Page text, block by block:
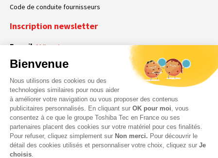
Code de conduite fournisseurs
Inscription newsletter
E-mailObligatoire
RGPD
Obligatoire
En cochant cette case, vous acceptez que Toshiba Tec France collecte vos
données personnelles. Pour plus d’informations sur notre politique en matière
de données personnelles,cliquez ici.Obligatoire
Bienvenue
Nous utilisons des cookies ou des
technologies similaires pour nous aider
à améliorer votre navigation ou vous proposer des contenus
publicitaires personnalisés. En cliquant sur OK pour moi , vous
consentez à ce que le groupe Toshiba Tec en France ou ses
partenaires placent des cookies sur votre matériel pour ces finalités.
Pour refuser, cliquez simplement sur Non merci. Pour découvrir le
détail des cookies utilisés et personnaliser votre choix, cliquez sur Je
choisis